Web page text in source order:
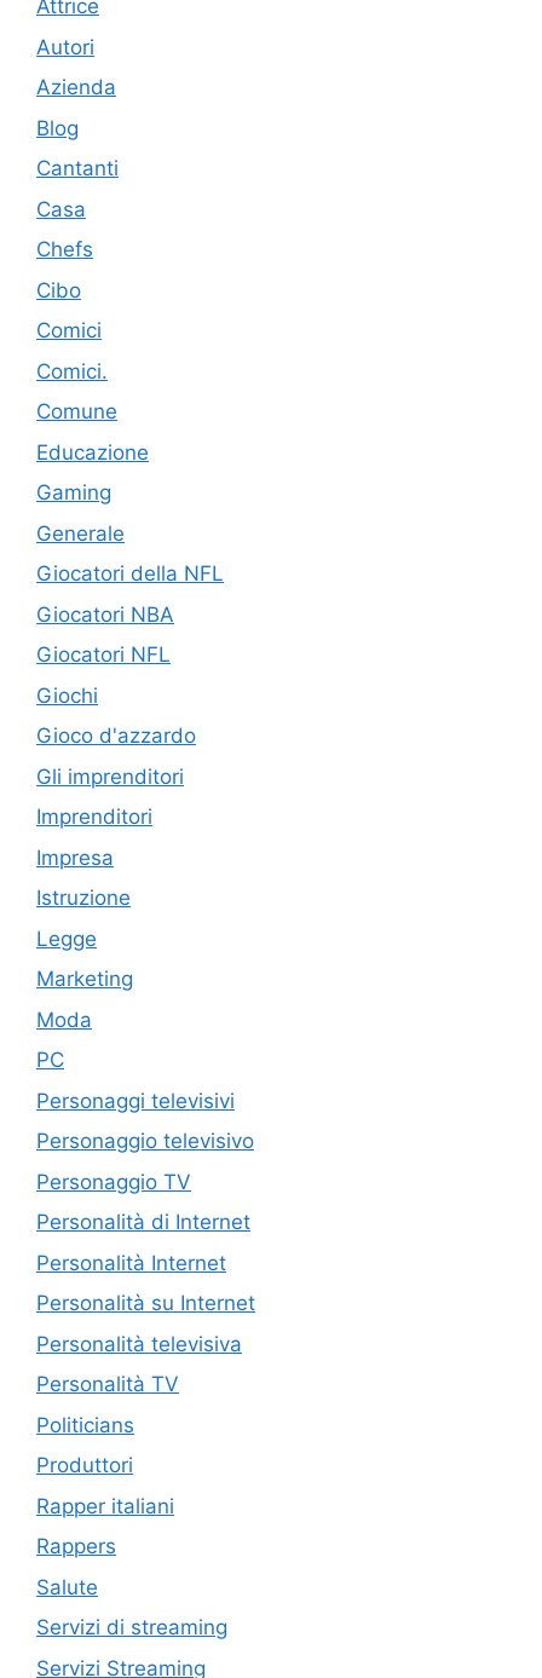
Attrice
Autori
Azienda
Blog
Cantanti
Casa
Chefs
Cibo
Comici
Comici.
Comune
Educazione
Gaming
Generale
Giocatori della NFL
Giocatori NBA
Giocatori NFL
Giochi
Gioco d'azzardo
Gli imprenditori
Imprenditori
Impresa
Istruzione
Legge
Marketing
Moda
PC
Personaggi televisivi
Personaggio televisivo
Personaggio TV
Personalità di Internet
Personalità Internet
Personalità su Internet
Personalità televisiva
Personalità TV
Politicians
Produttori
Rapper italiani
Rappers
Salute
Servizi di streaming
Servizi Streaming